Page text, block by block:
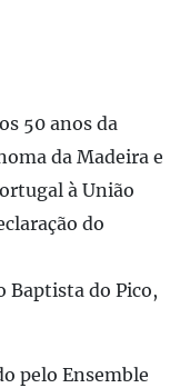
50 anos da
da Madeira e
à União
do
Baptista do Pico,
pelo Ensemble